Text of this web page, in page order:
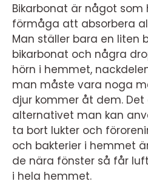
Bikarbonat är något
förmåga att absorbera
Man ställer bara en liten
bikarbonat och några
hörn i hemmet,
man måste vara noga
djur kommer åt dem.
alternativet man kan
ta bort lukter och
och bakterier i hemmet
de nära fönster så får
i hela hemmet.